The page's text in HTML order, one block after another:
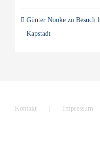
Günter Nooke zu Besuch
Kapstadt
Kontakt Impressum